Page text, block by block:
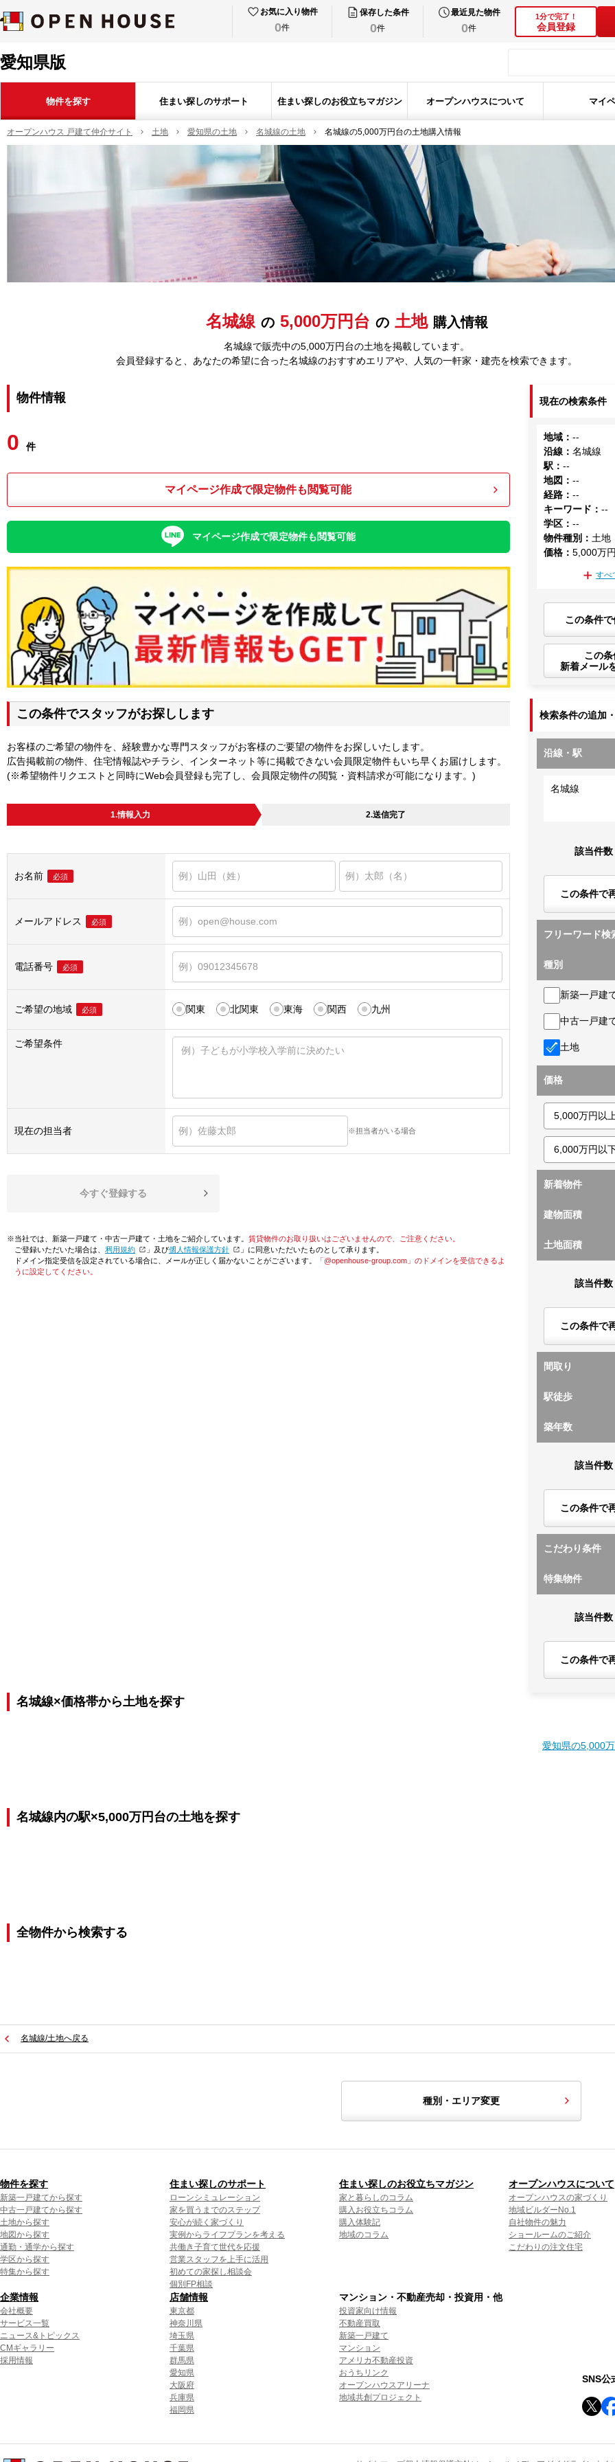
お気に入り物件
0件
保存した条件
0件
最近見た物件
0件
1分で完了！
会員登録
愛知県版
物件を探す 住まい探しのサポート 住まい探しのお役立ちマガジン オープンハウスについて マイ
オープンハウス 戸建て仲介サイト 土地 愛知県の土地 名城線の土地 名城線の5,000万円台の土地購入情報
名城線 の 5,000万円台 の 土地 購入情報
名城線で販売中の5,000万円台の土地を掲載しています。
会員登録すると、あなたの希望に合った名城線のおすすめエリアや、人気の一軒家・建売を検索できます。
物件情報
0 件
マイページ作成で限定物件も閲覧可能
マイページ作成で限定物件も閲覧可能
この条件でスタッフがお探しします
お客様のご希望の物件を、経験豊かな専門スタッフがお客様のご要望の物件をお探しいたします。
広告掲載前の物件、住宅情報誌やチラシ、インターネット等に掲載できない会員限定物件もいち早くお届けします。
(※希望物件リクエストと同時にWeb会員登録も完了し、会員限定物件の閲覧・資料請求が可能になります。)
1.情報入力 2.送信完了
お名前 必須
メールアドレス 必須
電話番号 必須
ご希望の地域 必須 関東 北関東 東海 関西 九州
ご希望条件
現在の担当者 ※担当者がいる場合
今すぐ登録する
※当社では、新築一戸建て・中古一戸建て・土地をご紹介しています。 賃貸物件のお取り扱いはございませんので、ご注意ください。
ご登録いただいた場合は、「利用規約 」及び「個人情報保護方針
」に同意いただいたものとして承ります。
ドメイン指定受信を設定されている場合に、メールが正しく届かないことがございます。
「@openhouse-group.com」のドメインを受信できるよ
うに設定してください。
現在の検索条件
地域 ：--
沿線 ：名城線
駅 ：--
地図 ：--
経路 ：--
キーワード ：--
学区 ：--
物件種別 ： 土地
価格 ：5,000万
すべ
この条件
この
新着メール
検索条件の追加
沿線・駅
名城線
該当件数
この条件で
フリーワード検
種別
新築一戸建
中古一戸建
土地
価格
新着物件
建物面積
土地面積
該当件数
この条件で
間取り
駅徒歩
築年数
該当件数
この条件で
こだわり条件
特集物件
該当件数
この条件で
名城線×価格帯から土地を探す
愛知県の5,000
名城線内の駅×5,000万円台の土地を探す
全物件から検索する
名城線/土地へ戻る
種別・エリア変更
物件を探す
新築一戸建てから探す
中古一戸建てから探す
土地から探す
地図から探す
通勤・通学から探す
学区から探す
特集から探す
住まい探しのサポート
ローンシミュレーション
家を買うまでのステップ
安心が続く家づくり
実例からライフプランを考える
共働き子育て世代を応援
営業スタッフを上手に活用
初めての家探し相談会
個別FP相談
住まい探しのお役立ちマガジン
家と暮らしのコラム
購入お役立ちコラム
購入体験記
地域のコラム
オープンハウスについて
オープンハウスの家づくり
地域ビルダーNo.1
自社物件の魅力
ショールームのご紹介
こだわりの注文住宅
企業情報
会社概要
サービス一覧
ニュース&トピックス
CMギャラリー
採用情報
店舗情報
東京都
神奈川県
埼玉県
千葉県
群馬県
愛知県
大阪府
兵庫県
福岡県
マンション・不動産売却・投資用・他
投資家向け情報
不動産買取
新築一戸建て
マンション
アメリカ不動産投資
おうちリンク
オープンハウスアリーナ
地域共創プロジェクト
SNS公